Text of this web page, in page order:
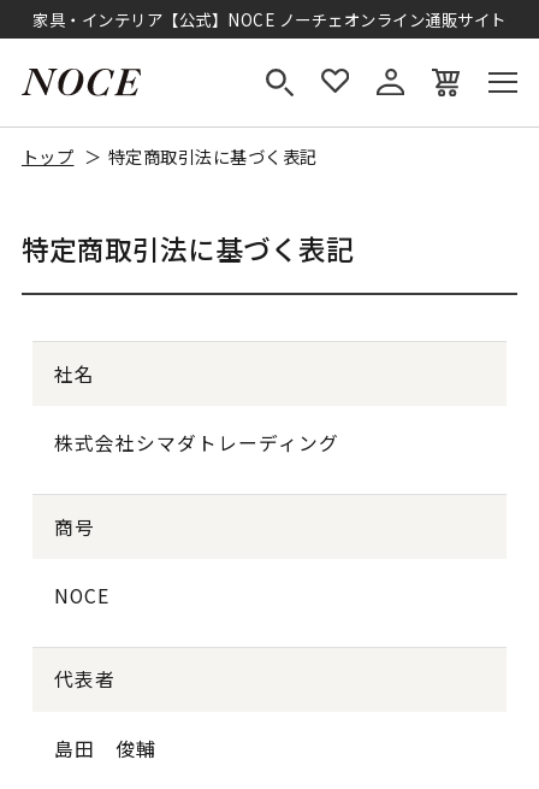
家具・インテリア【公式】NOCE ノーチェオンライン通販サイト
トップ 特定商取引法に基づく表記
特定商取引法に基づく表記
社名
株式会社シマダトレーディング
商号
NOCE
代表者
島田 俊輔